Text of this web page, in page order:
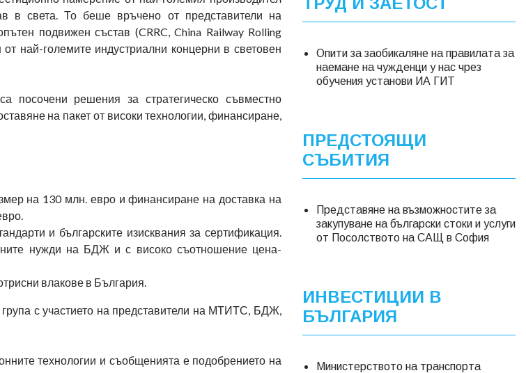
в света. То беше връчено от представители на
подвижен състав (CRRC, China Railway Rolling
най-големите индустриални концерни в световен
посочени решения за стратегическо съвместно
на пакет от високи технологии, финансиране,
на 130 млн. евро и финансиране на доставка на
и българските изисквания за сертификация.
нужди на БДЖ и с високо съотношение цена-
влакове в България.
с участието на представители на МТИТС, БДЖ,
технологии и съобщенията е подобрението на
Опити за заобикаляне на правилата за
наемане на чужденци у нас чрез
обучения установи ИА ГИТ
ПРЕДСТОЯЩИ
СЪБИТИЯ
Представяне на възможностите за
закупуване на български стоки и услуги
от Посолството на САЩ в София
ИНВЕСТИЦИИ В
БЪЛГАРИЯ
Министерството на транспорта